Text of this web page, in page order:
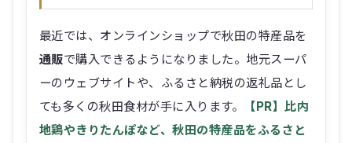
最近では、オンラインショップで秋田の特産品を
通販で購入できるようになりました。地元スーパ
ーのウェブサイトや、ふるさと納税の返礼品とし
ても多くの秋田食材が手に入ります。
【PR】比内
地鶏やきりたんぽなど、秋田の特産品をふるさと